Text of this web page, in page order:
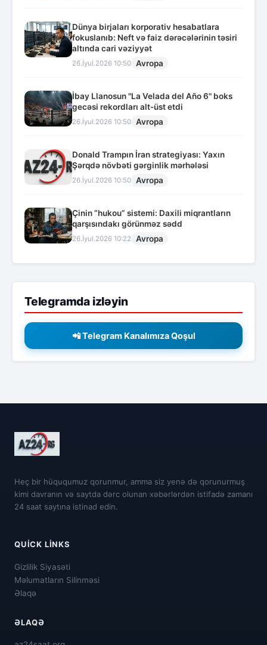
Dünya birjaları korporativ hesabatlara
fokuslanıb: Neft və faiz dərəcələrinin təsiri
altında cari vəziyyət
26.İyul.2026 10:50 Avropa
İbay Llanosun "La Velada del Año 6" boks
gecəsi rekordları alt-üst etdi
26.İyul.2026 10:50 Avropa
Donald Trampın İran strategiyası: Yaxın
Şərqdə növbəti gərginlik mərhələsi
26.İyul.2026 10:50 Avropa
Çinin “hukou” sistemi: Daxili miqrantların
qarşısındakı görünməz sədd
26.İyul.2026 10:22 Avropa
Telegramda izləyin
📲 Telegram Kanalımıza Qoşul
Heç bir hüququmuz qorunmur, amma siz yenə də qorunurmuş
kimi davranın və saytda dərc olunan xəbərlərdən istifadə zamanı
24 saat saytına istinad edin.
QUICK LINKS
Gizlilik Siyasəti
Məlumatların Silinməsi
Əlaqə
ƏLAQƏ